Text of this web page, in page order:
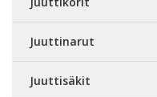
Juuttinarut
Juuttisäkit